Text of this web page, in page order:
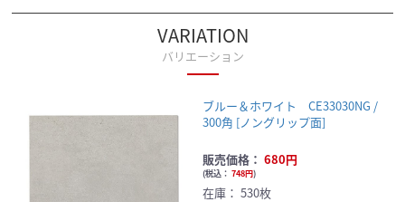
VARIATION
バリエーション
ブルー＆ホワイト CE33030NG /
300角 [ノングリップ面]
販売価格： 680円
(税込： 748円)
在庫： 530枚